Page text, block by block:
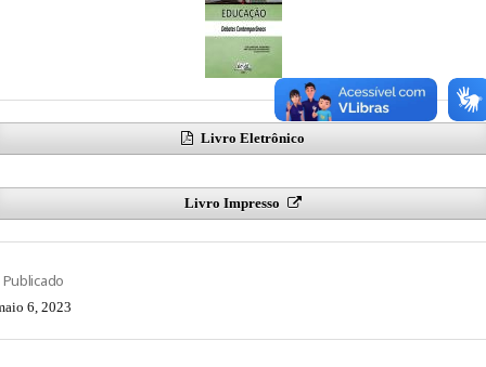
Livro Eletrônico
Livro Impresso
Publicado
6, 2023